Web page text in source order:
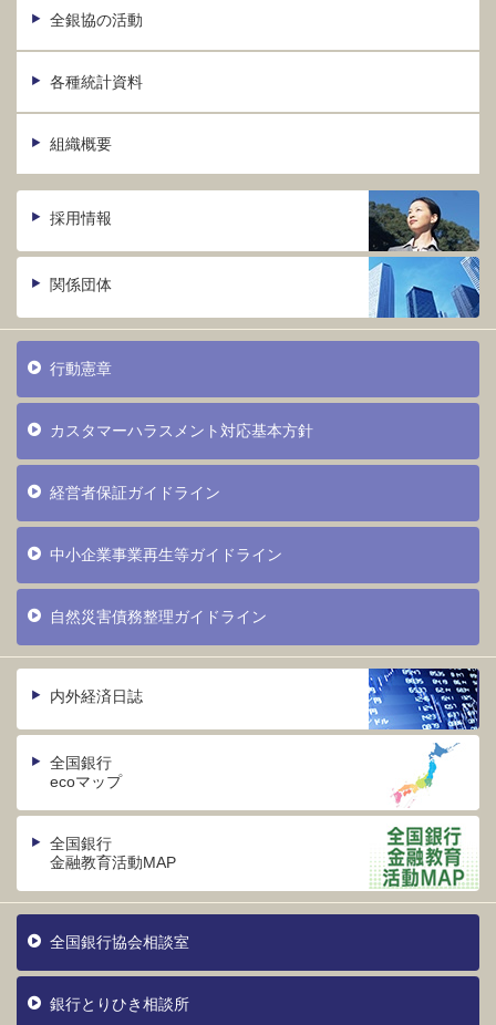
全銀協の活動
各種統計資料
組織概要
採用情報
関係団体
行動憲章
カスタマーハラスメント対応基本方針
経営者保証ガイドライン
中小企業事業再生等ガイドライン
自然災害債務整理ガイドライン
内外経済日誌
全国銀行
ecoマップ
全国銀行
金融教育活動MAP
全国銀行協会相談室
銀行とりひき相談所